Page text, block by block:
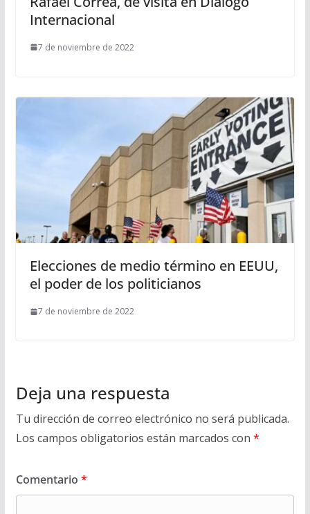
Internacional
7 de noviembre de 2022
Elecciones de medio término en EEUU,
el poder de los politicianos
7 de noviembre de 2022
Deja una respuesta
Tu dirección de correo electrónico no será publicada.
Los campos obligatorios están marcados con *
Comentario *